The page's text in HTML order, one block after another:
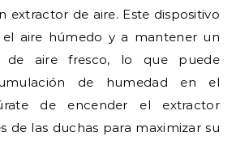
extractor de aire. Este dispositivo
aire húmedo y a mantener un
de aire fresco, lo que puede
de humedad en el
de encender el extractor
de las duchas para maximizar su